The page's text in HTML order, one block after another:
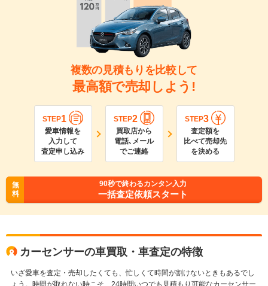
複数の見積もりを比較して
最高額で売却しよう!
STEP1
愛車情報を
入力して
査定申し込み
STEP2
買取店から
電話､メール
でご連絡
STEP3
査定額を
比べて売却先
を決める
無
料
90秒で終わるカンタン入力
一括査定依頼スタート
カーセンサーの車買取・車査定の特徴
いざ愛車を査定・売却したくても、忙しくて時間が割けないときもあるでし
ょう。時間が取れない時こそ、24時間いつでも見積もり可能なカーセンサー